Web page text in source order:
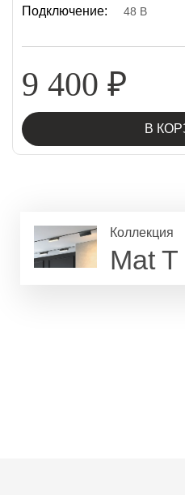
Подключение: 48 В
9 400 ₽
В
Коллекция
Mat T